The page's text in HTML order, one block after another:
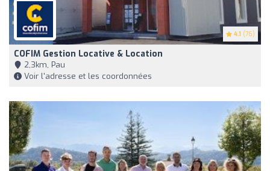
4.1 (76)
COFIM Gestion Locative & Location
2,3km, Pau
Voir l'adresse et les coordonnées